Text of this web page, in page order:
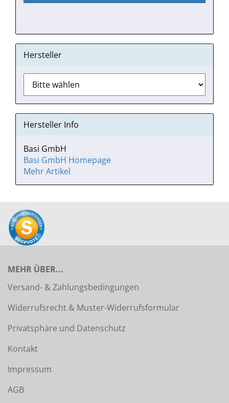
Hersteller
Hersteller Info
Basi GmbH
Basi GmbH Homepage
Mehr Artikel
MEHR ÜBER...
Versand- & Zahlungsbedingungen
Widerrufsrecht & Muster-Widerrufsformular
Privatsphäre und Datenschutz
Kontakt
Impressum
AGB